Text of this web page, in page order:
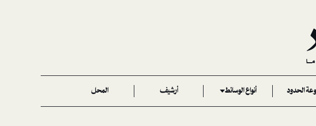
الحدود أنواع الوسائط أرشيف المحل